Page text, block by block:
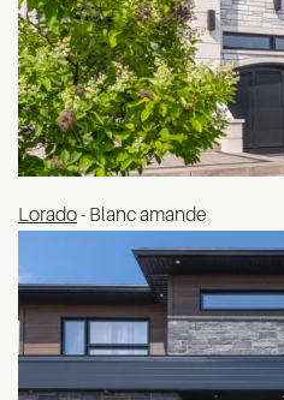
Lorado- Blanc amande